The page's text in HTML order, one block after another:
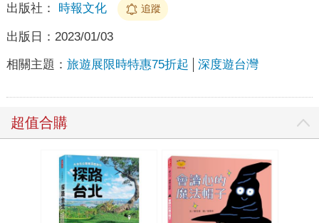
出版社： 時報文化 追蹤
出版日： 2023/01/03
相關主題： 旅遊展限時特惠75折起 深度遊台灣
超值合購